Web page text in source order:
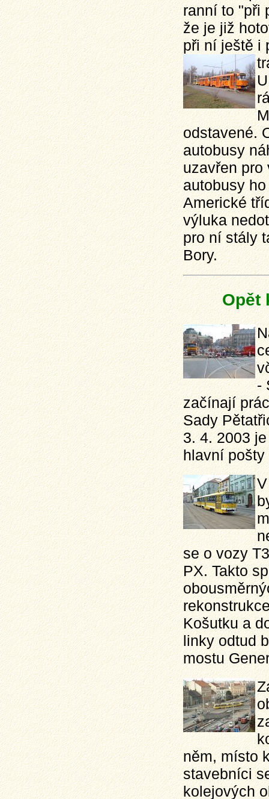
ranní to "při
že je již
při ní ještě i
odstavené.
autobusy
uzavřen pro
autobusy
Americké
výluka
pro ní stály
Bory.
Opět
-
začínají
Sady
3. 4. 2003
hlavní pošty
se o vozy
PX. Takto
Košutku a
linky odtud
mostu
něm, místo
stavebníci
kolejových